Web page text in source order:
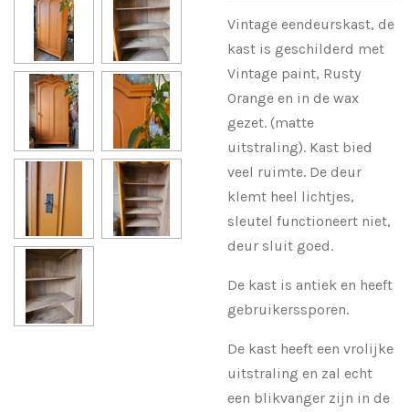
Vintage eendeurskast, de
kast is geschilderd met
Vintage paint, Rusty
Orange en in de wax
gezet. (matte
uitstraling). Kast bied
veel ruimte. De deur
klemt heel lichtjes,
sleutel functioneert niet,
deur sluit goed.
De kast is antiek en heeft
gebruikerssporen.
De kast heeft een vrolijke
uitstraling en zal echt
een blikvanger zijn in de